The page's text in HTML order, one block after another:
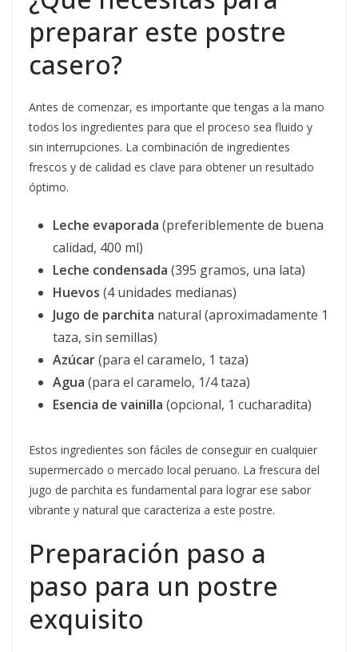
preparar este postre
casero?
Antes de comenzar, es importante que tengas a la mano
todos los ingredientes para que el proceso sea fluido y
sin interrupciones. La combinación de ingredientes
frescos y de calidad es clave para obtener un resultado
óptimo.
Leche evaporada (preferiblemente de buena
calidad, 400 ml)
Leche condensada (395 gramos, una lata)
Huevos (4 unidades medianas)
Jugo de parchita natural (aproximadamente 1
taza, sin semillas)
Azúcar(para el caramelo, 1 taza)
Agua (para el caramelo, 1/4 taza)
Esencia de vainilla (opcional, 1 cucharadita)
Estos ingredientes son fáciles de conseguir en cualquier
supermercado o mercado local peruano. La frescura del
jugo de parchita es fundamental para lograr ese sabor
vibrante y natural que caracteriza a este postre.
Preparación paso a
paso para un postre
exquisito